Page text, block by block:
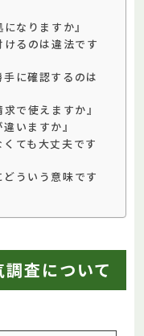
なりますか』
るのは違法です
に確認するのは
で使えますか』
いますか』
ても大丈夫です
ういう意味です
査について